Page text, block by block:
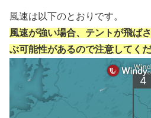
風速は以下のとおりです。
風速が強い場合、テントが飛ば
ぶ可能性があるので注意してくだ